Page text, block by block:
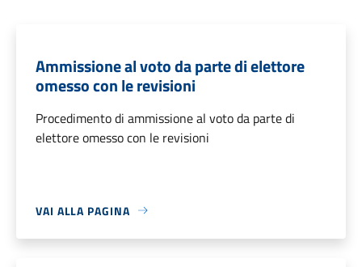
Ammissione al voto da parte di elettore
omesso con le revisioni
Procedimento di ammissione al voto da parte di
elettore omesso con le revisioni
VAI ALLA PAGINA